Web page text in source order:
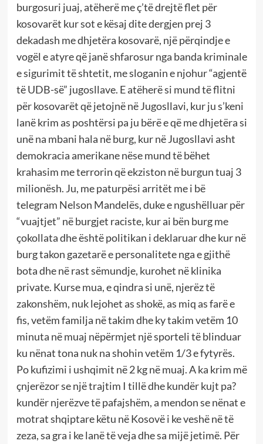
burgosuri juaj, atëherë me ç’të drejtë flet për
kosovarët kur sot e kësaj dite dergjen prej 3
dekadash me dhjetëra kosovarë, një përqindje e
vogël e atyre që janë shfarosur nga banda kriminale
e sigurimit të shtetit, me sloganin e njohur “agjentë
të UDB-së” jugosllave. E atëherë si mund të flitni
për kosovarët që jetojnë në Jugosllavi, kur ju s’keni
lanë krim as poshtërsi pa ju bërë e që me dhjetëra si
unë na mbani hala në burg, kur në Jugosllavi asht
demokracia amerikane nëse mund të bëhet
krahasim me terrorin që ekziston në burgun tuaj 3
milionësh. Ju, me paturpësi arritët me i bë
telegram Nelson Mandelës, duke e ngushëlluar për
“vuajtjet” në burgjet raciste, kur ai bën burg me
çokollata dhe është politikan i deklaruar dhe kur në
burg takon gazetarë e personalitete nga e gjithë
bota dhe në rast sëmundje, kurohet në klinika
private. Kurse mua, e qindra si unë, njerëz të
zakonshëm, nuk lejohet as shokë, as miq as farë e
fis, vetëm familja në takim dhe ky takim vetëm 10
minuta në muaj nëpërmjet një sporteli të blinduar
ku nënat tona nuk na shohin vetëm 1/3 e fytyrës.
Po kufizimi i ushqimit në 2 kg në muaj. A ka krim më
çnjerëzor se një trajtim I tillë dhe kundër kujt pa?
kundër njerëzve të pafajshëm, a mendon se nënat e
motrat shqiptare këtu në Kosovë i ke veshë në të
zeza, sa gra i ke lanë të veja dhe sa mijë jetimë. Për